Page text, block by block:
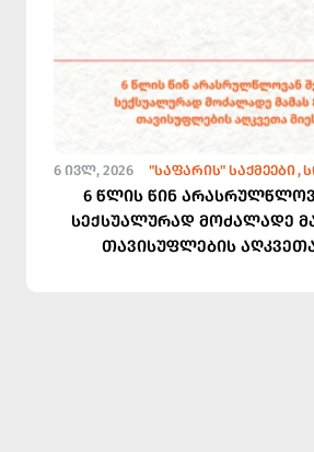
6 ᲘᲕᲚ, 2026 "ᲡᲐᲤᲐᲠᲘᲡ" ᲡᲐᲥᲛᲔᲔᲑᲘ
6 წლის წინ
სექსუალურად მოძალადე
თავისუფლების აღკვეთა